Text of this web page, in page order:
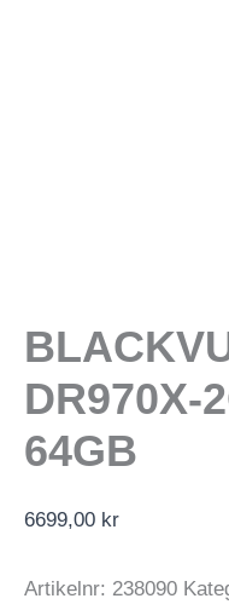
DR970X-
64GB
6699,00 kr
Artikelnr: 238090